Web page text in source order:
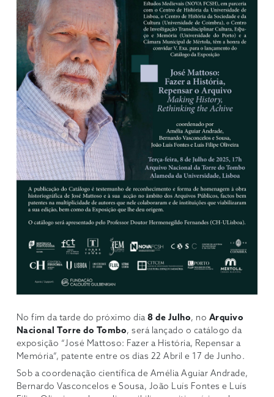
No fim da tarde do próximo dia8 de Julho, no Arquivo
Nacional Torre do Tombo, será lançado o catálogo da
exposição “José Mattoso: Fazer a História, Repensar a
Memória”, patente entre os dias 22 Abril e 17 de Junho.
Sob a coordenação científica de Amélia Aguiar Andrade,
Bernardo Vasconcelos e Sousa, João Luís Fontes e Luís